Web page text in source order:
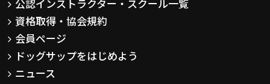
公認インストラクター・スクール一覧
資格取得・協会規約
会員ページ
ドッグサップをはじめよう
ニュース